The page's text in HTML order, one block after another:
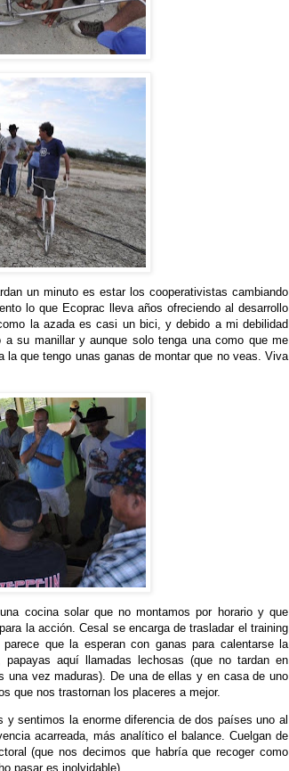
un minuto es estar los cooperativistas cambiando
lo que Ecoprac lleva años ofreciendo al desarrollo
la azada es casi un bici, y debido a mi debilidad
su manillar y aunque solo tenga una como que me
la que tengo unas ganas de montar que no veas. Viva
cocina solar que no montamos por horario y que
la acción. Cesal se encarga de trasladar el training
que la esperan con ganas para calentarse la
aquí llamadas lechosas (que no tardan en
una vez maduras). De una de ellas y en casa de uno
que nos trastornan los placeres a mejor.
sentimos la enorme diferencia de dos países uno al
acarreada, más analítico el balance. Cuelgan de
(que nos decimos que habría que recoger como
pasar es inolvidable).